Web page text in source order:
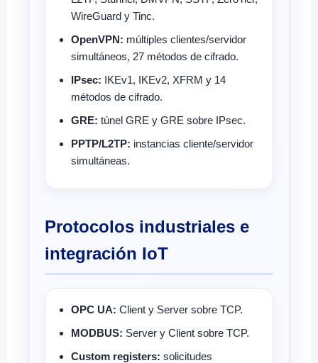
WireGuard y Tinc.
OpenVPN: múltiples clientes/servidor
simultáneos, 27 métodos de cifrado.
IPsec: IKEv1, IKEv2, XFRM y 14
métodos de cifrado.
GRE: túnel GRE y GRE sobre IPsec.
PPTP/L2TP: instancias cliente/servidor
simultáneas.
Protocolos industriales e
integración IoT
OPC UA: Client y Server sobre TCP.
MODBUS: Server y Client sobre TCP.
Custom registers: solicitudes